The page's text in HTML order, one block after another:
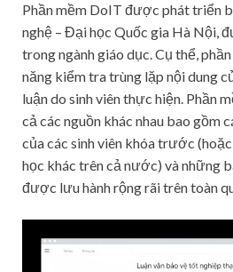
Phần mềm DoIT được phát triển
nghệ – Đại học Quốc gia Hà Nội,
trong ngành giáo dục. Cụ thể,
năng kiểm tra trùng lặp nội dung
luận do sinh viên thực hiện. Phần
cả các nguồn khác nhau bao gồm
của các sinh viên khóa trước
học khác trên cả nước) và những
được lưu hành rộng rãi trên toàn